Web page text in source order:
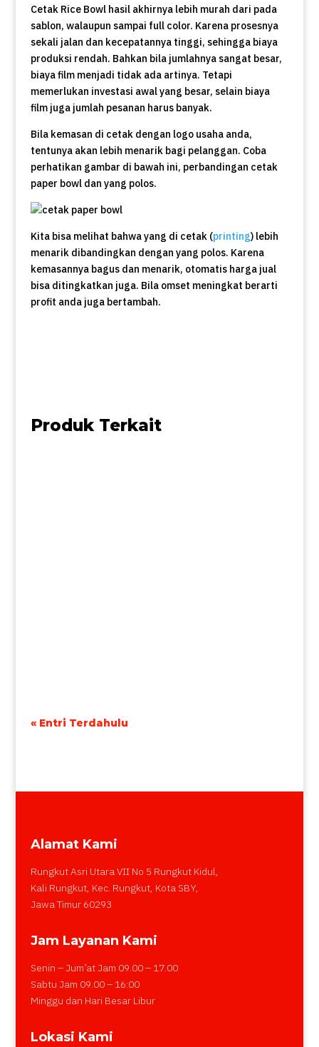
Cetak Rice Bowl hasil akhirnya lebih murah dari pada
sablon, walaupun sampai full color. Karena prosesnya
sekali jalan dan kecepatannya tinggi, sehingga biaya
produksi rendah. Bahkan bila jumlahnya sangat besar,
biaya film menjadi tidak ada artinya. Tetapi
memerlukan investasi awal yang besar, selain biaya
film juga jumlah pesanan harus banyak.
Bila kemasan di cetak dengan logo usaha anda,
tentunya akan lebih menarik bagi pelanggan. Coba
perhatikan gambar di bawah ini, perbandingan cetak
paper bowl dan yang polos.
Kita bisa melihat bahwa yang di cetak (printing) lebih
menarik dibandingkan dengan yang polos. Karena
kemasannya bagus dan menarik, otomatis harga jual
bisa ditingkatkan juga. Bila omset meningkat berarti
profit anda juga bertambah.
Produk Terkait
« Entri Terdahulu
Alamat Kami
Rungkut Asri Utara VII No 5 Rungkut Kidul,
Kali Rungkut, Kec. Rungkut, Kota SBY,
Jawa Timur 60293
Jam Layanan Kami
Senin – Jum’at Jam 09.00 – 17.00
Sabtu Jam 09.00 – 16:00
Minggu dan Hari Besar Libur
Lokasi Kami